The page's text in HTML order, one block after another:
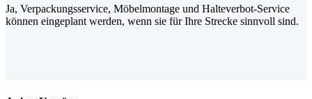
Ja, Verpackungsservice, Möbelmontage und Halteverbot-Service
können eingeplant werden, wenn sie für Ihre Strecke sinnvoll sind.